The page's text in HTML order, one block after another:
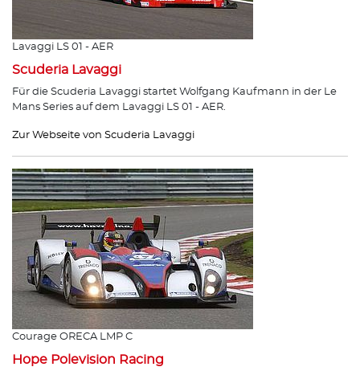
Lavaggi LS 01 - AER
Scuderia Lavaggi
Für die Scuderia Lavaggi startet Wolfgang Kaufmann in der Le
Mans Series auf dem Lavaggi LS 01 - AER.
Zur Webseite von Scuderia Lavaggi
Courage ORECA LMP C
Hope Polevision Racing